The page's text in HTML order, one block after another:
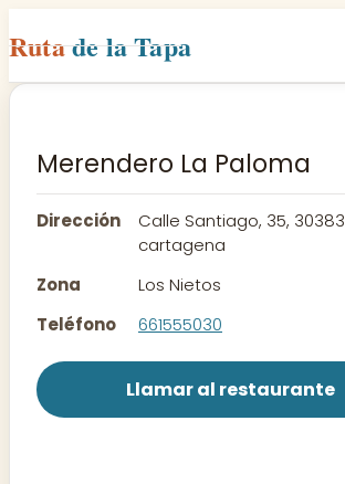
Rutade la Tapa
Inicio
Rutas
Contacto
Merendero La Paloma
Dirección
Calle Santiago, 35, 30383
cartagena
Zona
Los Nietos
Teléfono
661555030
Llamar al restaurante